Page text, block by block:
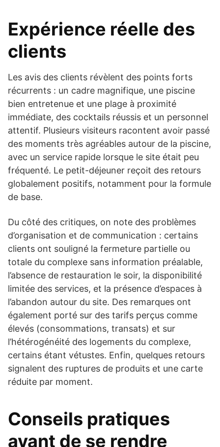
Expérience réelle des
clients
Les avis des clients révèlent des points forts
récurrents : un cadre magnifique, une piscine
bien entretenue et une plage à proximité
immédiate, des cocktails réussis et un personnel
attentif. Plusieurs visiteurs racontent avoir passé
des moments très agréables autour de la piscine,
avec un service rapide lorsque le site était peu
fréquenté. Le petit-déjeuner reçoit des retours
globalement positifs, notamment pour la formule
de base.
Du côté des critiques, on note des problèmes
d’organisation et de communication : certains
clients ont souligné la fermeture partielle ou
totale du complexe sans information préalable,
l’absence de restauration le soir, la disponibilité
limitée des services, et la présence d’espaces à
l’abandon autour du site. Des remarques ont
également porté sur des tarifs perçus comme
élevés (consommations, transats) et sur
l’hétérogénéité des logements du complexe,
certains étant vétustes. Enfin, quelques retours
signalent des ruptures de produits et une carte
réduite par moment.
Conseils pratiques
avant de se rendre